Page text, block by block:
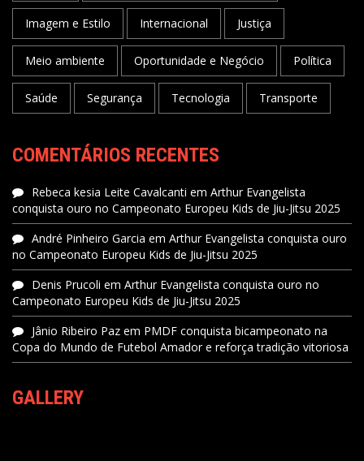
Imagem e Estilo Internacional Justiça
Meio ambiente Oportunidade e Negócio Política
Saúde Segurança Tecnologia Transporte
COMENTÁRIOS RECENTES
Rebeca kesia Leite Cavalcanti em Arthur Evangelista
conquista ouro no Campeonato Europeu Kids de Jiu-Jitsu 2025
André Pinheiro Garcia em Arthur Evangelista conquista ouro
no Campeonato Europeu Kids de Jiu-Jitsu 2025
Denis Prucoli em Arthur Evangelista conquista ouro no
Campeonato Europeu Kids de Jiu-Jitsu 2025
Jânio Ribeiro Paz em PMDF conquista bicampeonato na
Copa do Mundo de Futebol Amador e reforça tradição vitoriosa
GALLERY